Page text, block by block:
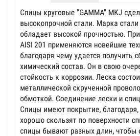
Спицы круговые "GAMMA" MKJ
высокопрочной стали. Марка стали
обладает высокой прочностью.
AISI 201 применяются новейшие
благодаря чему удается получить
химический состав. Он в свою
стойкость к коррозии. Леска
металлической скрученной
обмоткой. Соединение лески и
Спицы имеют покрытие, благодаря,
хорошо скользят по поверхности
спицы бывают разных длин, чтобы